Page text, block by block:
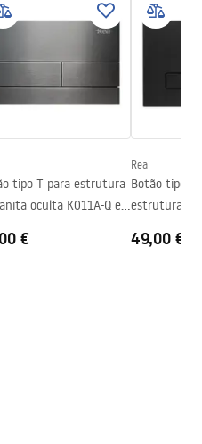
Brilhante
370mm
Sim, na cor da sanita
tipo T para estrutura
oculta K011A-Q e
€
Rea
Botão tipo
estrutura de
49,00 €